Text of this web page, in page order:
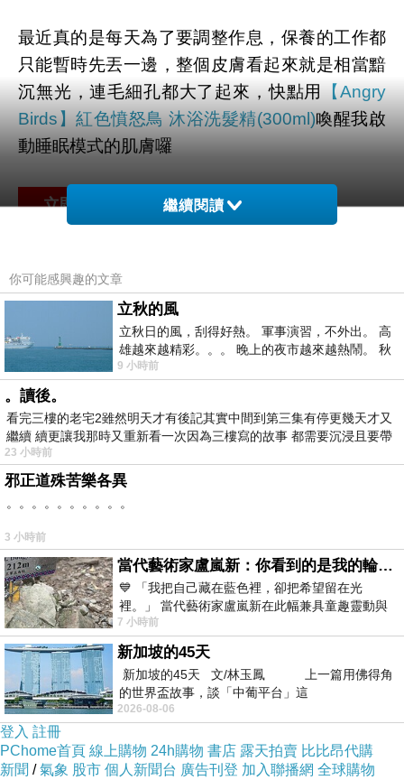
最近真的是每天為了要調整作息，保養的工作都
只能暫時先丟一邊，整個皮膚看起來就是相當黯
沉無光，連毛細孔都大了起來，快點用
【Angry
Birds】紅色憤怒鳥 沐浴洗髮精(300ml)喚醒我啟
動睡眠模式的肌膚囉
品號：3547664
一瓶雙用
花果香
商品訊息描述:
繼續閱讀
你可能感興趣的文章
立秋的風
立秋日的風，刮得好熱。 軍事演習，不外出。 高
雄越來越精彩。。。 晚上的夜市越來越熱鬧。 秋
天的風刮得很熱 夜遊消暑熱。。。
9 小時前
。讀後。
看完三樓的老宅2雖然明天才有後記其實中間到第三集有停更幾天才又
繼續 續更讓我那時又重新看一次因為三樓寫的故事 都需要沉浸且要帶
有
23 小時前
邪正道殊苦樂各異
。。。。。。。。。。
3 小時前
當代藝術家盧嵐新：你看到的是我的輪廓，還是你的故事？——藏在藍色裡的希望與光
💙 「我把自己藏在藍色裡，卻把希望留在光
裡。」 當代藝術家盧嵐新在此幅兼具童趣靈動與
抽象韻味的新作中，用湛藍的羽翼般色塊包覆著
7 小時前
新加坡的45天
新加坡的45天 文/林玉鳳 上一篇用佛得角
的世界盃故事，談「中葡平台」這
2026-08-06
登入 註冊
PChome首頁 線上購物 24h購物 書店 露天拍賣 比比昂代購
新聞 /氣象 股市 個人新聞台 廣告刊登 加入聯播網 全球購物